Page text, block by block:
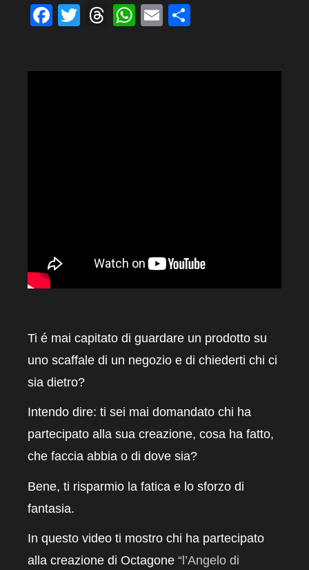
Facebook
Twitter
Threads
WhatsApp
Email
Ti é mai capitato di guardare un prodotto su
uno scaffale di un negozio e di chiederti chi ci
sia dietro?
Intendo dire: ti sei mai domandato chi ha
partecipato alla sua creazione, cosa ha fatto,
che faccia abbia o di dove sia?
Bene, ti risparmio la fatica e lo sforzo di
fantasia.
In questo video ti mostro chi ha partecipato
alla creazione di Octagone “l’Angelo di